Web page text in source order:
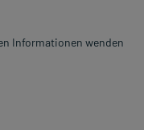
Informationen wenden